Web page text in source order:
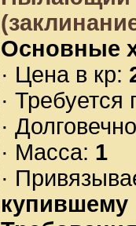
Основные
· Цена в кр:
·
·
· Масса: 1
·
купившему